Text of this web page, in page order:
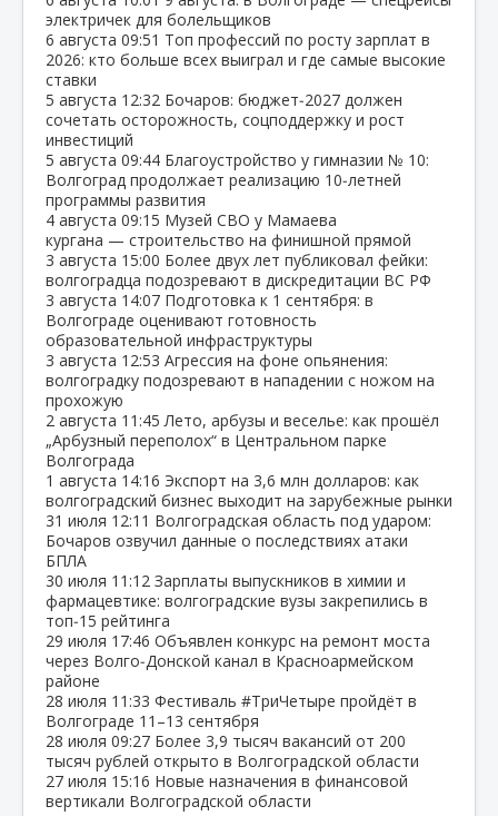
электричек для болельщиков
6 августа 09:51 Топ профессий по росту зарплат в
2026: кто больше всех выиграл и где самые высокие
ставки
5 августа 12:32 Бочаров: бюджет‑2027 должен
сочетать осторожность, соцподдержку и рост
инвестиций
5 августа 09:44 Благоустройство у гимназии № 10:
Волгоград продолжает реализацию 10‑летней
программы развития
4 августа 09:15 Музей СВО у Мамаева
кургана — строительство на финишной прямой
3 августа 15:00 Более двух лет публиковал фейки:
волгоградца подозревают в дискредитации ВС РФ
3 августа 14:07 Подготовка к 1 сентября: в
Волгограде оценивают готовность
образовательной инфраструктуры
3 августа 12:53 Агрессия на фоне опьянения:
волгоградку подозревают в нападении с ножом на
прохожую
2 августа 11:45 Лето, арбузы и веселье: как прошёл
„Арбузный переполох“ в Центральном парке
Волгограда
1 августа 14:16 Экспорт на 3,6 млн долларов: как
волгоградский бизнес выходит на зарубежные рынки
31 июля 12:11 Волгоградская область под ударом:
Бочаров озвучил данные о последствиях атаки
БПЛА
30 июля 11:12 Зарплаты выпускников в химии и
фармацевтике: волгоградские вузы закрепились в
топ‑15 рейтинга
29 июля 17:46 Объявлен конкурс на ремонт моста
через Волго‑Донской канал в Красноармейском
районе
28 июля 11:33 Фестиваль #ТриЧетыре пройдёт в
Волгограде 11–13 сентября
28 июля 09:27 Более 3,9 тысяч вакансий от 200
тысяч рублей открыто в Волгоградской области
27 июля 15:16 Новые назначения в финансовой
вертикали Волгоградской области